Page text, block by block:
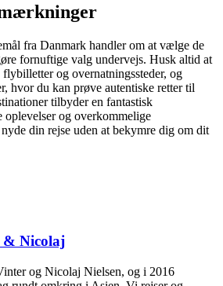
fra Danmark handler om at vælge de
fornuftige valg undervejs. Husk altid at
og overnatningssteder, og
hvor du kan prøve autentiske retter til
tilbyder en fantastisk
og overkommelige
din rejse uden at bekymre dig om dit
& Nicolaj
og Nicolaj Nielsen, og i 2016